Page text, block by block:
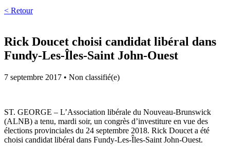
< Retour
Rick Doucet choisi candidat libéral dans
Fundy-Les-Îles-Saint John-Ouest
7 septembre 2017 • Non classifié(e)
ST. GEORGE – L’Association libérale du Nouveau-Brunswick
(ALNB) a tenu, mardi soir, un congrès d’investiture en vue des
élections provinciales du 24 septembre 2018. Rick Doucet a été
choisi candidat libéral dans Fundy-Les-Îles-Saint John-Ouest.